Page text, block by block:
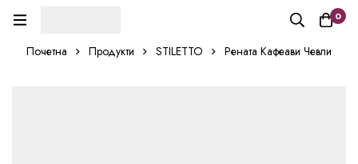
0
Почетна Продукти STILETTO Рената Кафеави Чевли